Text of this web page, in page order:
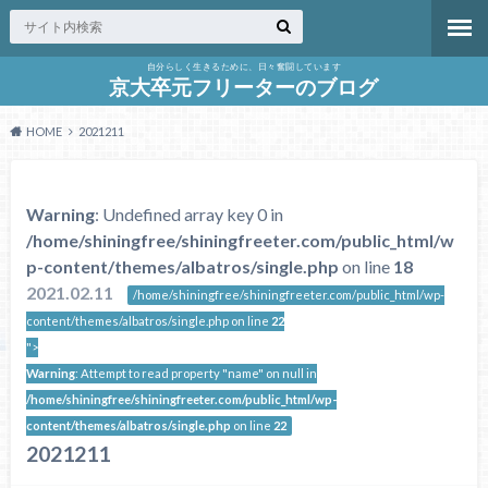
自分らしく生きるために、日々奮闘しています
京大卒元フリーターのブログ
HOME 2021211
Warning: Undefined array key 0 in
/home/shiningfree/shiningfreeter.com/public_html/w
p-content/themes/albatros/single.php on line 18
2021.02.11
/home/shiningfree/shiningfreeter.com/public_html/wp-
content/themes/albatros/single.php on line 22
">
Warning: Attempt to read property "name" on null in
/home/shiningfree/shiningfreeter.com/public_html/wp-
content/themes/albatros/single.php on line 22
2021211